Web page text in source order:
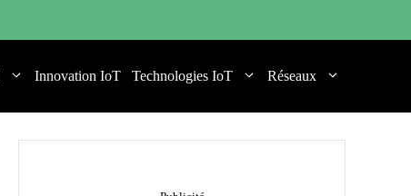
Innovation IoT Technologies IoT Réseaux